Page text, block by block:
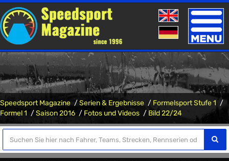
Toggle
Speedsport Magazine Serien & Ergebnisse
Formelsport Stufe 1
Formel 1
Saison 2016 Fotos und Videos Bild 22/24